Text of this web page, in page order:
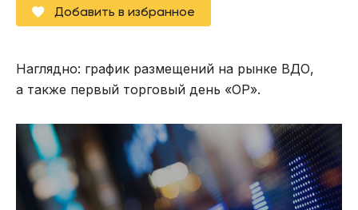
Добавить в избранное
Наглядно: график размещений на рынке ВДО,
а также первый торговый день «ОР».